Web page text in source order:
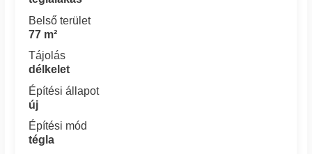
Belső terület
77 m²
Tájolás
délkelet
Építési állapot
új
Építési mód
tégla